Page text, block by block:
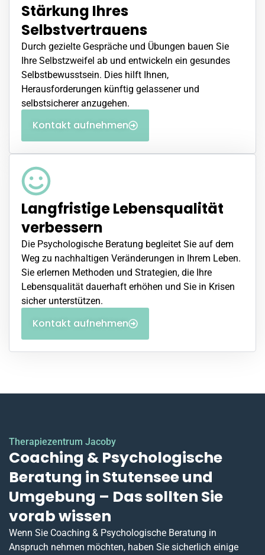
Stärkung Ihres
Selbstvertrauens
Durch gezielte Gespräche und Übungen bauen Sie
Ihre Selbstzweifel ab und entwickeln ein gesundes
Selbstbewusstsein. Dies hilft Ihnen,
Herausforderungen künftig gelassener und
selbstsicherer anzugehen.
Kontakt aufnehmen
Langfristige Lebensqualität
verbessern
Die Psychologische Beratung begleitet Sie auf dem
Weg zu nachhaltigen Veränderungen in Ihrem Leben.
Sie erlernen Methoden und Strategien, die Ihre
Lebensqualität dauerhaft erhöhen und Sie in Krisen
sicher unterstützen.
Kontakt aufnehmen
Therapiezentrum Jacoby
Coaching & Psychologische
Beratung in Stutensee und
Umgebung – Das sollten Sie
vorab wissen
Wenn Sie Coaching & Psychologische Beratung in
Anspruch nehmen möchten, haben Sie sicherlich einige